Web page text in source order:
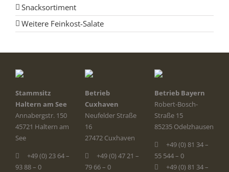
Snacksortiment
Weitere Feinkost-Salate
Stammsitz
Haltern am See
Annabergstr. 150
45721 Haltern am
See
+49 (0) 23 64 –
93 88 – 0
Betrieb
Cuxhaven
Neufelder Straße
16
27472 Cuxhaven
+49 (0) 47 21 –
79 66 – 0
Betrieb Bayern
Robert-Bosch-
Straße 15
85235 Odelzhausen
+49 (0) 81 34 –
55 544 – 0
+49 (0) 81 34 –